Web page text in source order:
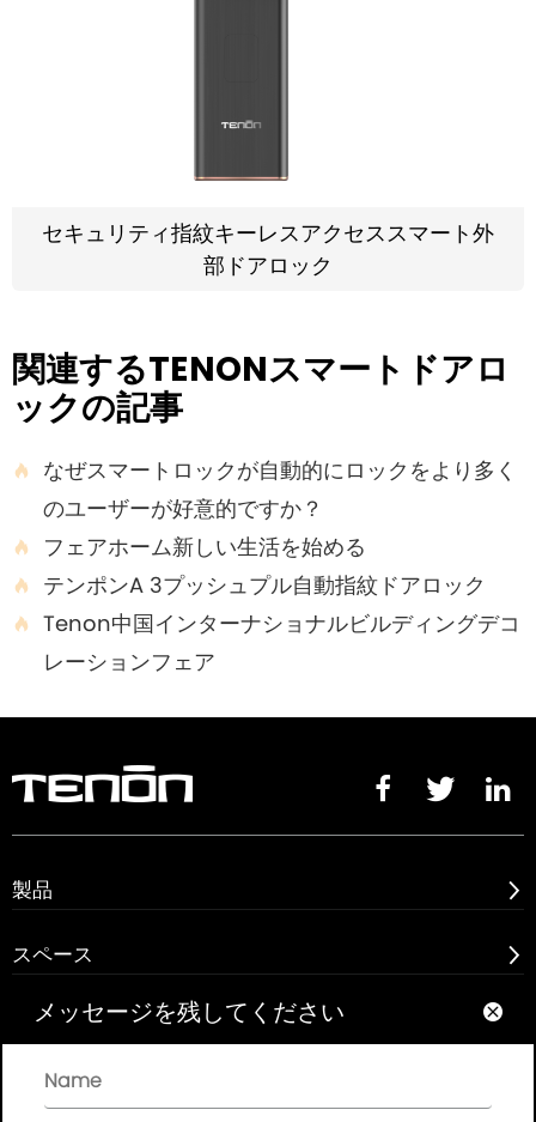
セキュリティ指紋キーレスアクセススマート外
部ドアロック
関連するTENONスマートドアロ
ックの記事

なぜスマートロックが自動的にロックをより多く
のユーザーが好意的ですか？
 フェアホーム新しい生活を始める
 テンポンA 3プッシュプル自動指紋ドアロック

Tenon中国インターナショナルビルディングデコ
レーションフェア
  
製品 
スペース 
アバウト
クイックリンク
メッセージを残してください 